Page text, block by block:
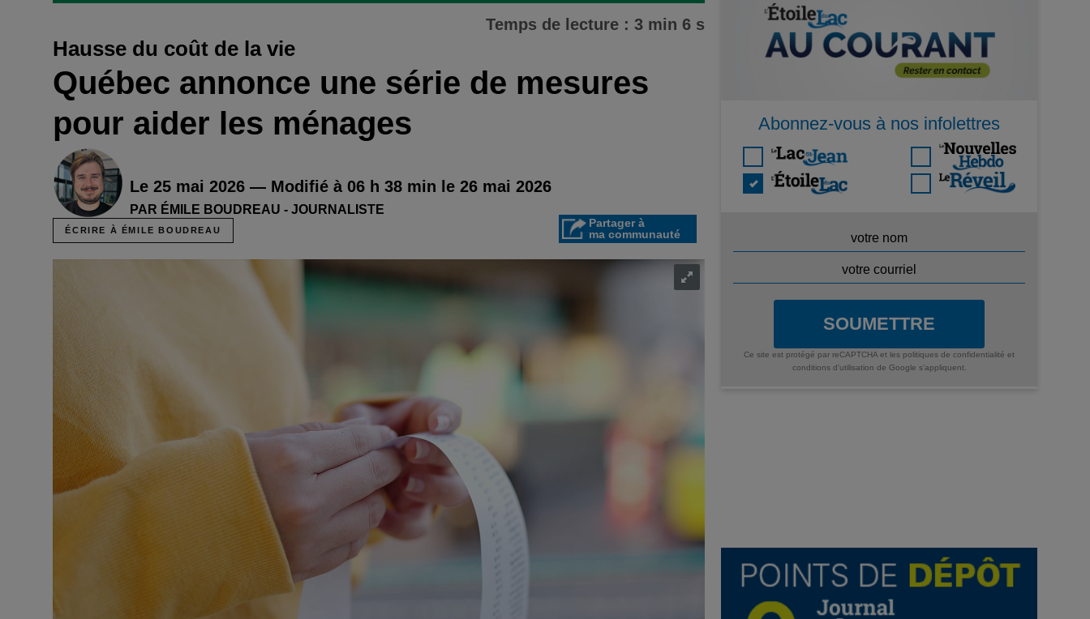
Temps de lecture : 3 min 6 s
Hausse du coût de la vie
Québec annonce une série de mesures
pour aider les ménages
Le 25 mai 2026 — Modifié à 06 h 38 min le 26 mai 2026
PAR ÉMILE BOUDREAU - JOURNALISTE
ÉCRIRE À ÉMILE BOUDREAU
Partager à
ma communauté
Abonnez-vous à nos infolettres
SOUMETTRE
Ce site est protégé par reCAPTCHA et les politiques de confidentialité et
conditions d'utilisation de Google s'appliquent.